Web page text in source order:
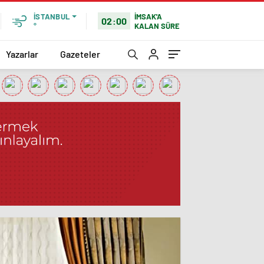
İSTANBUL
°
02:00
İMSAK'A
KALAN SÜRE
Yazarlar Gazeteler